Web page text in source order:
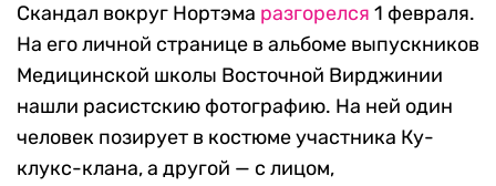
Скандал вокруг Нортэма разгорелся 1 февраля.
На его личной странице в альбоме выпускников
Медицинской школы Восточной Вирджинии
нашли расистскию фотографию. На ней один
человек позирует в костюме участника Ку-
клукс-клана, а другой — с лицом,